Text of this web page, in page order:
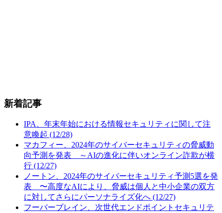
新着記事
IPA、年末年始における情報セキュリティに関して注
意喚起 (12/28)
マカフィー、2024年のサイバーセキュリティの脅威動
向予測を発表 ～AIの進化に伴いオンライン詐欺が横
行 (12/27)
ノートン、2024年のサイバーセキュリティ予測5選を発
表 〜高度なAIにより、脅威は個人と中小企業の双方
に対してさらにパーソナライズ化へ (12/27)
フーバーブレイン、次世代エンドポイントセキュリテ